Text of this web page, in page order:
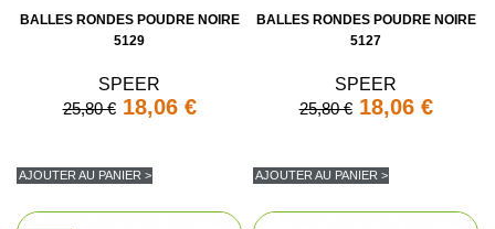
BALLES RONDES POUDRE NOIRE
5129
SPEER
25,80 € 18,06 €
AJOUTER AU PANIER >
BALLES RONDES POUDRE NOIRE
5127
SPEER
25,80 € 18,06 €
AJOUTER AU PANIER >